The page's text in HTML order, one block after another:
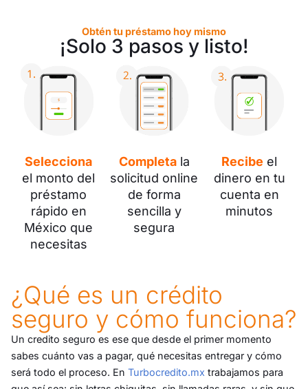
Obtén tu préstamo hoy mismo
¡Solo 3 pasos y listo!
Selecciona
el monto del
préstamo
rápido en
México que
necesitas
Completa la
solicitud online
de forma
sencilla y
segura
Recibe el
dinero en tu
cuenta en
minutos
¿Qué es un crédito
seguro y cómo funciona?
Un credito seguro es ese que desde el primer momento
sabes cuánto vas a pagar, qué necesitas entregar y cómo
será todo el proceso. En Turbocredito.mx trabajamos para